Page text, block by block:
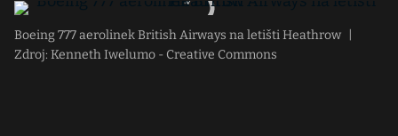
Boeing 777 aerolinek British Airways na letišti Heathrow
Zdroj: Kenneth Iwelumo - Creative Commons